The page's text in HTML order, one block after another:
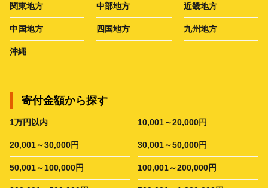
関東地方 中部地方 近畿地方
中国地方 四国地方 九州地方
沖縄
寄付金額から探す
1万円以内 10,001～20,000円
20,001～30,000円 30,001～50,000円
50,001～100,000円 100,001～200,000円